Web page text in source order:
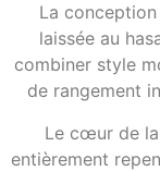
La conception
laissée au
combiner style
de rangement
Le cœur de
entièrement